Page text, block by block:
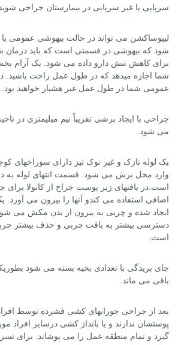
سرپایی یا غیر سرپایی در بیمارستان جراحی شوید.
لیپوساکشن می تواند در حالت بیهوشی عمومی
شود که بیهوشی در قسمتی است که باید درمان
برای کاهش تنش دارو داده می شود. یک آرام
شما اجازه میدهد که در طول عمل راحت باشید.
عمومی شما در طول عمل غیر هشیار خواهید بود.
جراحی با ایجاد برشی تقریباً نیم میلیمتری در
می شود.
یک لوله نازک و غیر نوک تیز دارای سوراخهای
وارد محل برش می شود. قسمت انتهای لوله به
است.در بافتهای زیر پوست جراح از کانولا برای
اضافی استفاده می کندو آنها را بیرون می
ایجاد شده و چربی به بیرون از بدن مکش می
دسترسی بیشتر به بافت چربی و حذف بیشتر
است.
جای بریدگی با تعدادی بخیه بسته می شود
باقی می ماند.
بعد از جراحی جورابهای کشی فشرده توسط
پوستشان ندارند و یا بانداژ کشی درسایر افراد
گیرد و تمام منطقه عمل را می پوشاند. برای